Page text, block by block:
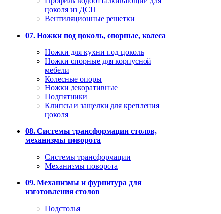
цоколя из ДСП
Вентиляционные решетки
07. Ножки под цоколь, опорные, колеса
Ножки для кухни под цоколь
Ножки опорные для корпусной
мебели
Колесные опоры
Ножки декоративные
Подпятники
Клипсы и защелки для крепления
цоколя
08. Системы трансформации столов,
механизмы поворота
Системы трансформации
Механизмы поворота
09. Механизмы и фурнитура для
изготовления столов
Подстолья